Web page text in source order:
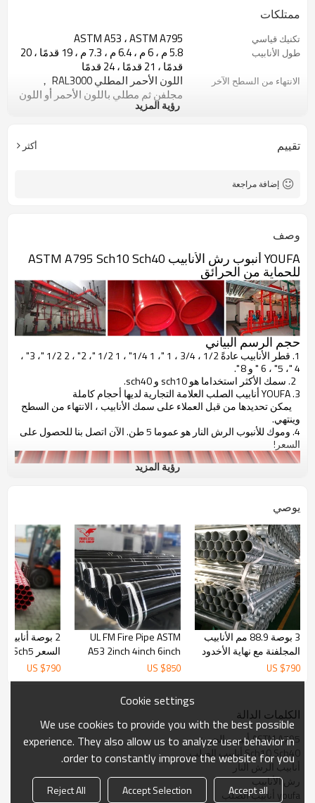
ممتلكات
تكنيك قياسي ASTM A53 ، ASTM A795
طول الأنابيب
5.8 م ، 6 م ، 6.4 م ، 7.3 م ، 19 قدمًا ، 20
قدمًا ، 21 قدمًا ، 24 قدمًا
الانتهاء من السطح الآخر
اللون الأحمر المطلي RAL3000 ，
مجلفن ثم مطلي باللون الأحمر أو اللون
الأسود المطلي أو الإيبوكسي أو الزيت
حول الانتهاء من السطح
الانتهاء من السطح يمكن تحديدها من
الطول
رؤية المزيد
تقييم أكثر
إضافة مراجعة
وصف
YOUFA أنبوب رش الأنابيب ASTM A795 Sch10 Sch40
للحماية من الحرائق
حجم الرسم البياني
1. قطر الأنابيب عادةً 1/2 ، 3/4 ، 1 "، 1 1/4" ، 1 1/2 "، 2" ، 2 1/2 "، 3" ،
4 "، 5" ، 6 " و 8 ".
3. YOUFA أنابيب الصلب العلامة التجارية لديها أحجام كاملة
يمكن تحديدها من قبل العملاء على سمك الأنابيب ، الانتهاء من السطح
وينتهي.
4. وموك للأنبوب الرش النار هو عموما 5 طن. الآن اتصل بنا للحصول على
السعر!
رؤية المزيد
يوصي
3 بوصة 88.9 مم الأنابيب
المجلفنة مع نهاية الأخدود
المدرفلة من YOUFA
US $790
UL FM Fire Pipe ASTM
A53 2inch 4inch 6inch
sch10 sch40 from
YOUFA
US $850
2 بوصة
مخدد من YOUFA
US $790
الكلمات الدالة
ASTM A795 أنبوب الحريق
Sch10 Sch40 أنابيب الصلب
أنابيب الرش النار
رش الأنابيب
youfa أنابيب الصلب
Cookie settings
We use cookies to provide you with the best possible
experience. They also allow us to analyze user behavior in
order to constantly improve the website for you.
Accept all
Accept Selection
Reject All